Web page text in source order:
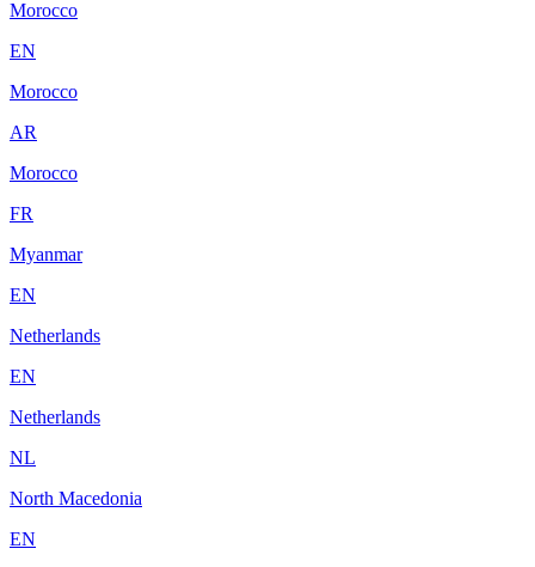
Morocco
EN
Morocco
AR
Morocco
FR
Myanmar
EN
Netherlands
EN
Netherlands
NL
North Macedonia
EN